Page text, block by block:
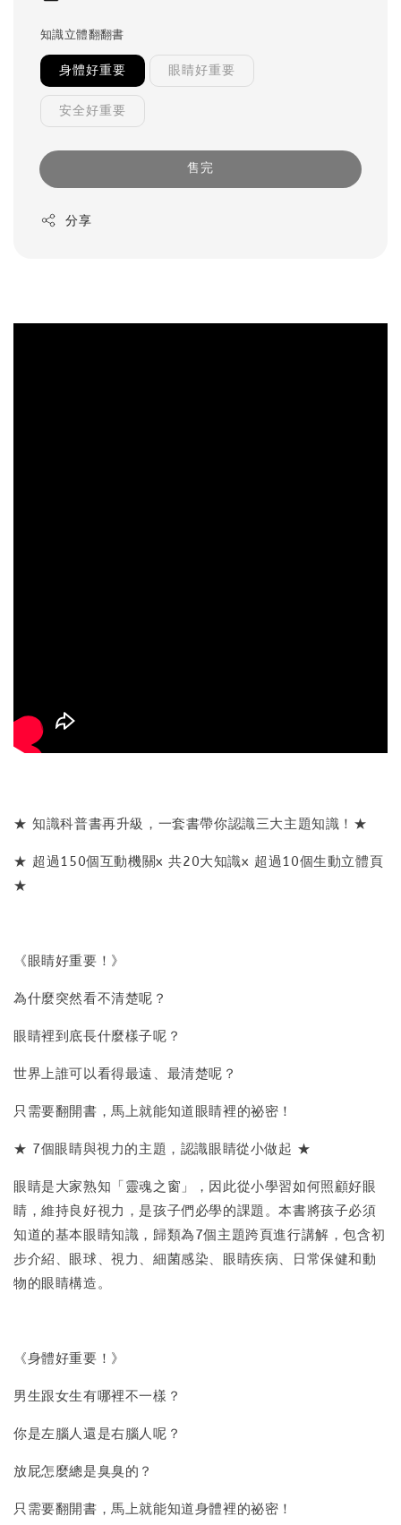
知識立體翻翻書
身體好重要 眼睛好重要
安全好重要
售完
分享
★ 知識科普書再升級，一套書帶你認識三大主題知識！★
★ 超過150個互動機關x 共20大知識x 超過10個生動立體頁
★
《眼睛好重要！》
為什麼突然看不清楚呢？
眼睛裡到底長什麼樣子呢？
世界上誰可以看得最遠、最清楚呢？
只需要翻開書，馬上就能知道眼睛裡的祕密！
★ 7個眼睛與視力的主題，認識眼睛從小做起 ★
眼睛是大家熟知「靈魂之窗」，因此從小學習如何照顧好眼
睛，維持良好視力，是孩子們必學的課題。本書將孩子必須
知道的基本眼睛知識，歸類為7個主題跨頁進行講解，包含初
步介紹、眼球、視力、細菌感染、眼睛疾病、日常保健和動
物的眼睛構造。
《身體好重要！》
男生跟女生有哪裡不一樣？
你是左腦人還是右腦人呢？
放屁怎麼總是臭臭的？
只需要翻開書，馬上就能知道身體裡的祕密！